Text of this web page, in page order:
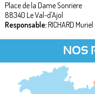
Place de la Dame Sonriere
88340 Le Val-d'Ajol
Responsable:RICHARD Muriel
NOS